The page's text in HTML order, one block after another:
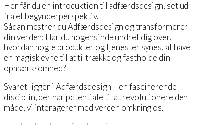
Her får du en introduktion til adfærdsdesign, set ud
fra et begynderperspektiv.
Sådan mestrer du Adfærdsdesign og transformerer
din verden: Har du nogensinde undret dig over,
hvordan nogle produkter og tjenester synes, at have
en magisk evne til at tiltrække og fastholde din
opmærksomhed?
Svaret ligger i Adfærdsdesign – en fascinerende
disciplin, der har potentiale til at revolutionere den
måde, vi interagerer med verden omkring os.